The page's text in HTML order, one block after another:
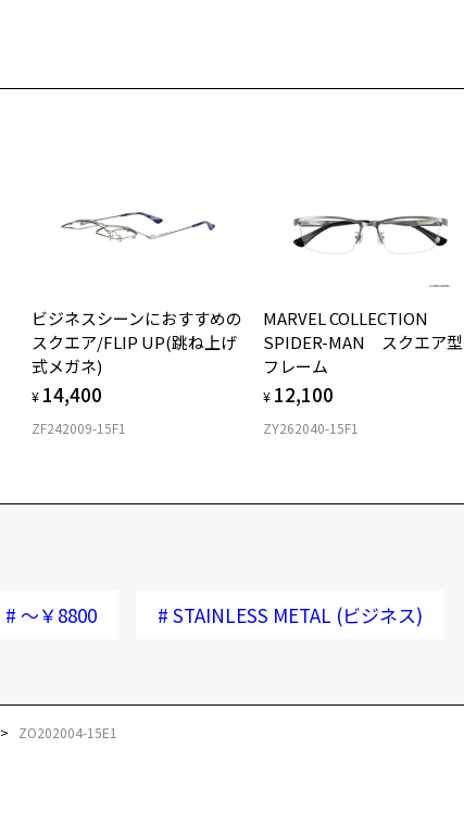
ビジネスシーンにおすすめの
スクエア/FLIP UP(跳ね上げ
式メガネ)
¥ 14,400
ZF242009-15F1
MARVEL COLLECTION
SPIDER-MAN スクエア型
フレーム
¥ 12,100
ZY262040-15F1
# ～￥8800 # STAINLESS METAL (ビジネス)
ZO202004-15E1